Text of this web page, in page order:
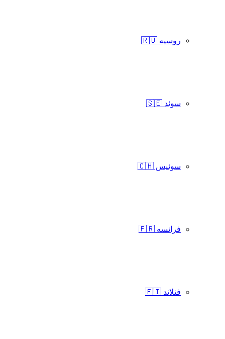
روسیه 🇷🇺
سوئد 🇸🇪
سوئیس 🇨🇭
فرانسه 🇫🇷
فنلاند 🇫🇮